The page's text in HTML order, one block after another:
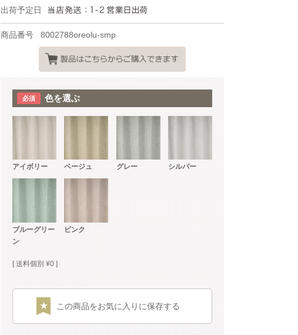
出荷予定日
商品番号 8002788oreolu-smp
色を選ぶ
アイボリー ベージュ グレー シルバー
ブルーグリー
ン
ピンク
送料個別 ¥0
この商品をお気に入りに保存する